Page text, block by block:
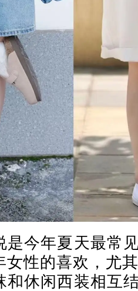
是今年夏天最常
女性的喜欢，尤
和休闲西装相互